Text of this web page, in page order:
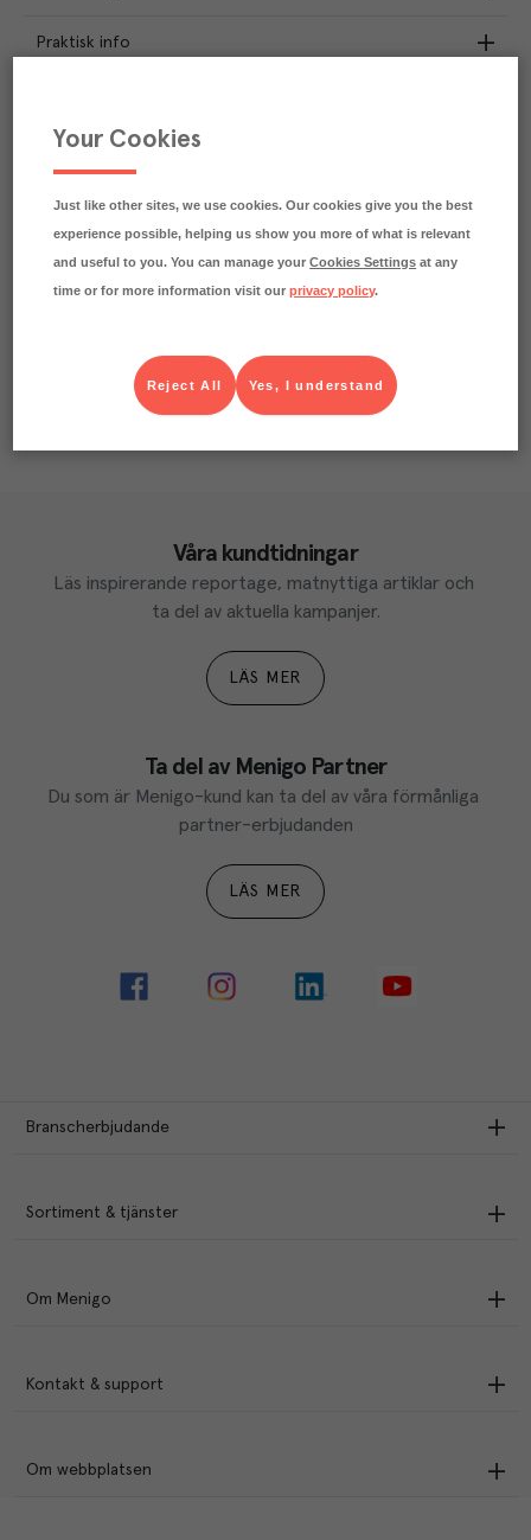
Praktisk info
Varje kilo av varan påverkar klimatet motsvarande
utsläppen av 91.5 kg koldioxid.
Våra kundtidningar
Läs inspirerande reportage, matnyttiga artiklar och
ta del av aktuella kampanjer.
LÄS MER
Ta del av Menigo Partner
Du som är Menigo-kund kan ta del av våra förmånliga
partner-erbjudanden
LÄS MER
Branscherbjudande
Sortiment & tjänster
Om Menigo
Kontakt & support
Om webbplatsen
Your Cookies
Just like other sites, we use cookies. Our cookies give you the best
experience possible, helping us show you more of what is relevant
and useful to you. You can manage yourCookies Settings at any
time or for more information visit ourprivacy policy.
Yes, I understand
Reject All